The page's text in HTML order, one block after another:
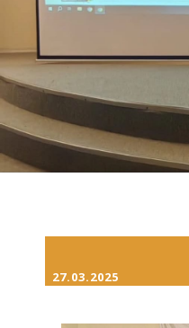
27.03.2025